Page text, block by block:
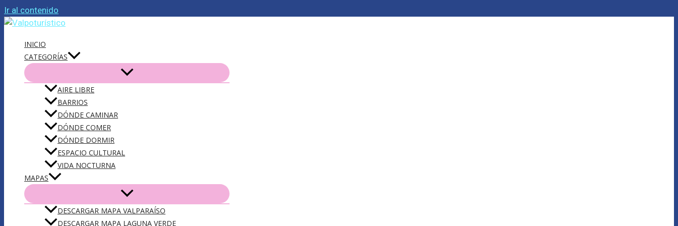
Ir al contenido
INICIO
CATEGORÍAS
AIRE LIBRE
BARRIOS
DÓNDE CAMINAR
DÓNDE COMER
DÓNDE DORMIR
ESPACIO CULTURAL
VIDA NOCTURNA
MAPAS
DESCARGAR MAPA VALPARAÍSO
DESCARGAR MAPA LAGUNA VERDE